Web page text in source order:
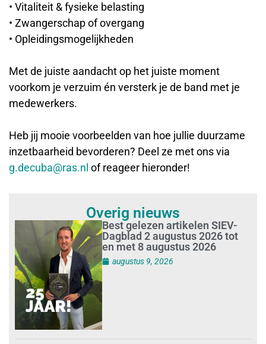
• Vitaliteit & fysieke belasting
• Zwangerschap of overgang
• Opleidingsmogelijkheden
Met de juiste aandacht op het juiste moment
voorkom je verzuim én versterk je de band met je
medewerkers.
Heb jij mooie voorbeelden van hoe jullie duurzame
inzetbaarheid bevorderen? Deel ze met ons via
g.decuba@ras.nl of reageer hieronder!
Overig nieuws
Best gelezen artikelen SIEV-
Dagblad 2 augustus 2026 tot
en met 8 augustus 2026
augustus 9, 2026